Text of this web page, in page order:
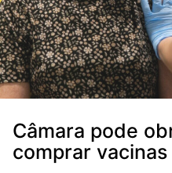
Câmara pode
comprar